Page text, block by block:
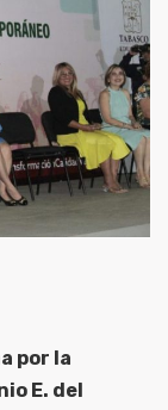
por la
E. del